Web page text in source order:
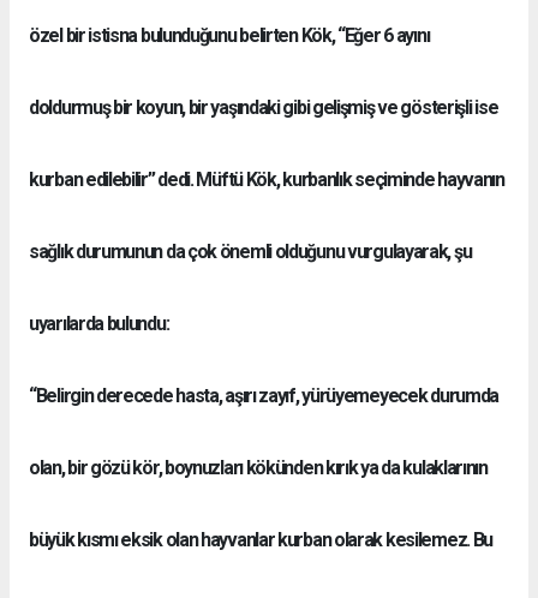
özel bir istisna bulunduğunu belirten Kök, “Eğer 6 ayını
doldurmuş bir koyun, bir yaşındaki gibi gelişmiş ve gösterişli ise
kurban edilebilir” dedi. Müftü Kök, kurbanlık seçiminde hayvanın
sağlık durumunun da çok önemli olduğunu vurgulayarak, şu
uyarılarda bulundu:
“Belirgin derecede hasta, aşırı zayıf, yürüyemeyecek durumda
olan, bir gözü kör, boynuzları kökünden kırık ya da kulaklarının
büyük kısmı eksik olan hayvanlar kurban olarak kesilemez. Bu